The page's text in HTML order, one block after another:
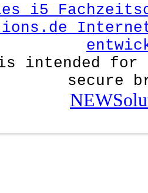
i5
intended for
secure